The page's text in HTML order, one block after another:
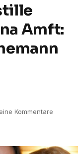
Amft:
Kommentare